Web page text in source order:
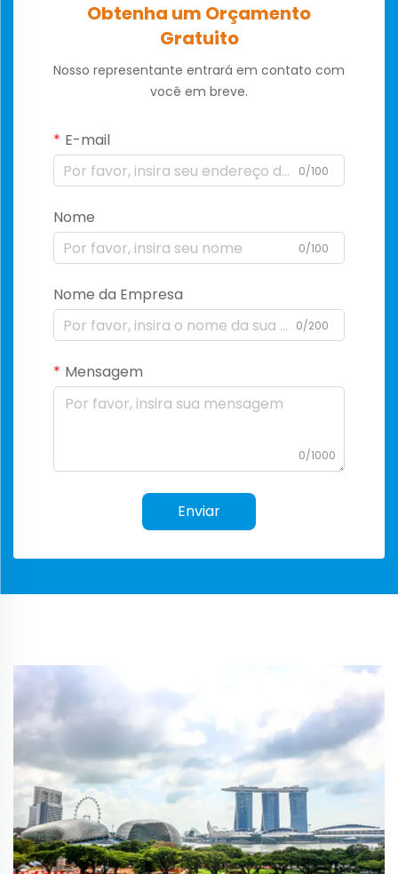
Obtenha um Orçamento
Gratuito
Nosso representante entrará em contato com
você em breve.
E-mail
0/100
Nome
0/100
Nome da Empresa
0/200
Mensagem
0/1000
Enviar